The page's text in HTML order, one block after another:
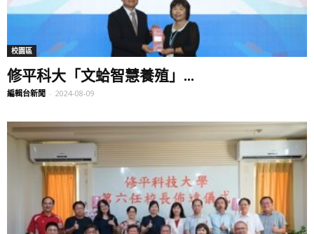
校園區
修平科大「文蛤智慧養殖」...
編輯台新聞 - 2024-08-09